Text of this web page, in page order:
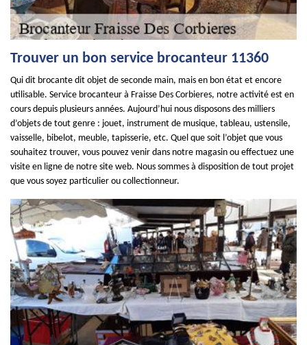
Trouver un bon service brocanteur 11360
Qui dit brocante dit objet de seconde main, mais en bon état et encore
utilisable. Service brocanteur à Fraisse Des Corbieres, notre activité est en
cours depuis plusieurs années. Aujourd’hui nous disposons des milliers
d’objets de tout genre : jouet, instrument de musique, tableau, ustensile,
vaisselle, bibelot, meuble, tapisserie, etc. Quel que soit l’objet que vous
souhaitez trouver, vous pouvez venir dans notre magasin ou effectuez une
visite en ligne de notre site web. Nous sommes à disposition de tout projet
que vous soyez particulier ou collectionneur.